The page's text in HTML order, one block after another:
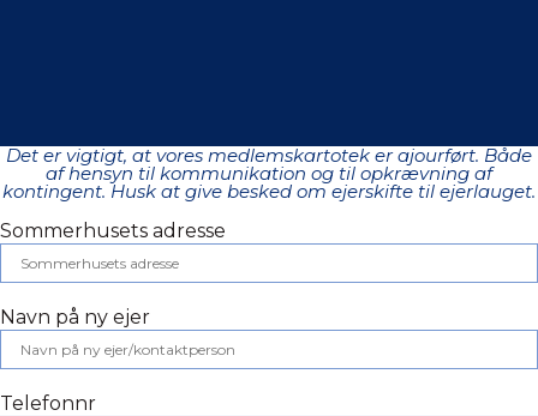
Det er vigtigt, at vores medlemskartotek er ajourført. Både
af hensyn til kommunikation og til opkrævning af
kontingent. Husk at give besked om ejerskifte til ejerlauget.
Sommerhusets adresse
Navn på ny ejer
Telefonnr